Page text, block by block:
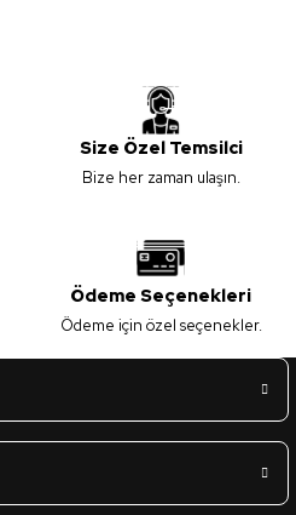
Size Özel Temsilci
Bize her zaman ulaşın.
Ödeme Seçenekleri
Ödeme için özel seçenekler.